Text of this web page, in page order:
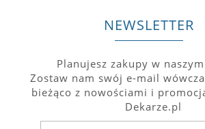
NEWSLETTER
Planujesz zakupy w
Zostaw nam swój e-mail
bieżąco z nowościami i
Dekarze.pl